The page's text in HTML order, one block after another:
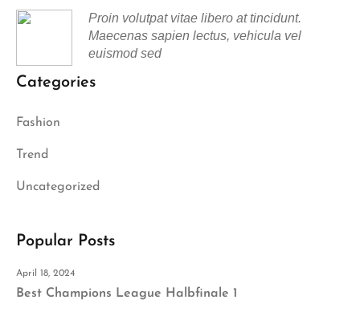
Proin volutpat vitae libero at tincidunt.
Maecenas sapien lectus, vehicula vel
euismod sed
Categories
Fashion
Trend
Uncategorized
Popular Posts
April 18, 2024
Best Champions League Halbfinale 1